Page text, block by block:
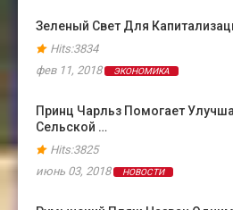
Зеленый Свет Для
Hits:3834
фев 11, 2018
ЭКОНОМИКА
Принц Чарльз Помогает
Сельской …
Hits:3825
июнь 03, 2018
НОВОСТИ